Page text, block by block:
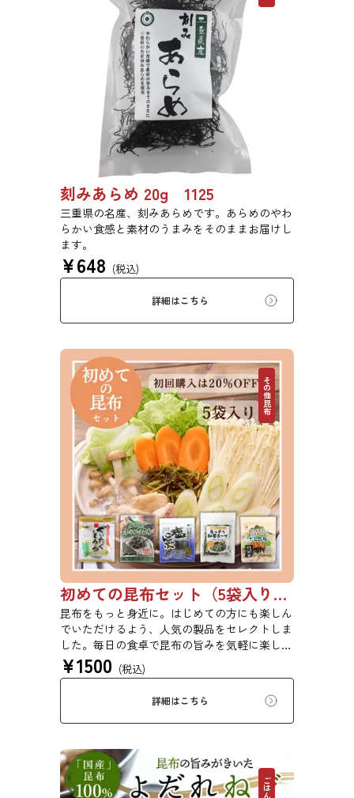
刻みあらめ 20g 1125
三重県の名産、刻みあらめです。あらめのやわ
らかい食感と素材のうまみをそのままお届けし
ます。
¥648 (税込)
詳細はこちら
その他昆布
初めての昆布セット（5袋入り）【初回購入は20％OFF】
昆布をもっと身近に。はじめての方にも楽しん
でいただけるよう、人気の製品をセレクトしま
した。毎日の食卓で昆布の旨みを気軽に楽しめ
る、バラエティ豊かなセットです。ご自宅用は
もちろん、ちょっとしたご挨拶や贈り物にもど
うぞ。 ※本商品はギフト仕様の化粧箱ではな
く、簡易ダンボール梱包でのお届けとなりま
す。贈答用をご希望の方は、あらかじめご留意
ド：X4VJE7KBJ8CP】
¥1500 (税込)
詳細はこちら